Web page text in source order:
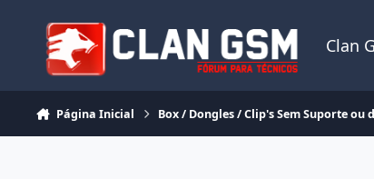
Clan
Página Inicial Box / Dongles / Clip's Sem Suporte ou